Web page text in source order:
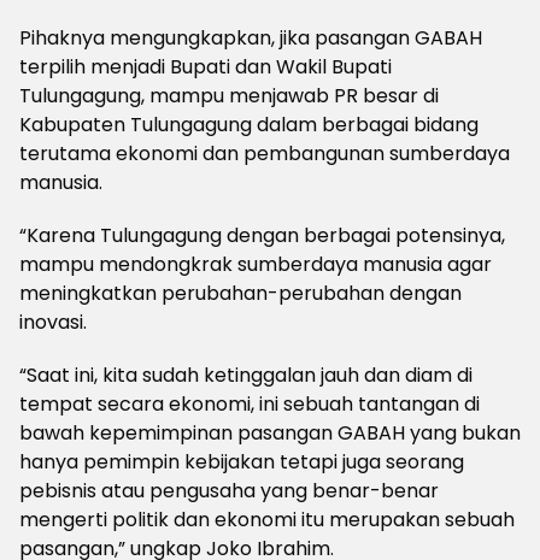
Pihaknya mengungkapkan, jika pasangan GABAH
terpilih menjadi Bupati dan Wakil Bupati
Tulungagung, mampu menjawab PR besar di
Kabupaten Tulungagung dalam berbagai bidang
terutama ekonomi dan pembangunan sumberdaya
manusia.
“Karena Tulungagung dengan berbagai potensinya,
mampu mendongkrak sumberdaya manusia agar
meningkatkan perubahan-perubahan dengan
inovasi.
“Saat ini, kita sudah ketinggalan jauh dan diam di
tempat secara ekonomi, ini sebuah tantangan di
bawah kepemimpinan pasangan GABAH yang bukan
hanya pemimpin kebijakan tetapi juga seorang
pebisnis atau pengusaha yang benar-benar
mengerti politik dan ekonomi itu merupakan sebuah
pasangan,” ungkap Joko Ibrahim.